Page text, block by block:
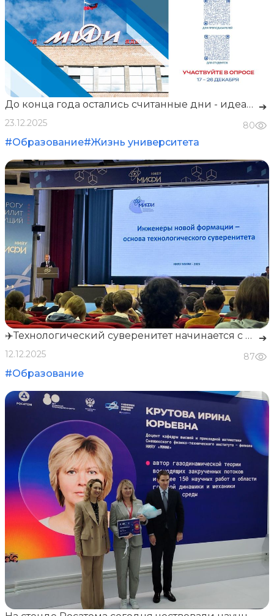
До конца года остались считанные дни - идеальный момент, чтобы подвести итоги и помечтать о будущем. ➔
23.12.2025 80
#Образование#Жизнь университета
✈️Технологический суверенитет начинается с инженера✈️ ➔
12.12.2025 87
#Образование